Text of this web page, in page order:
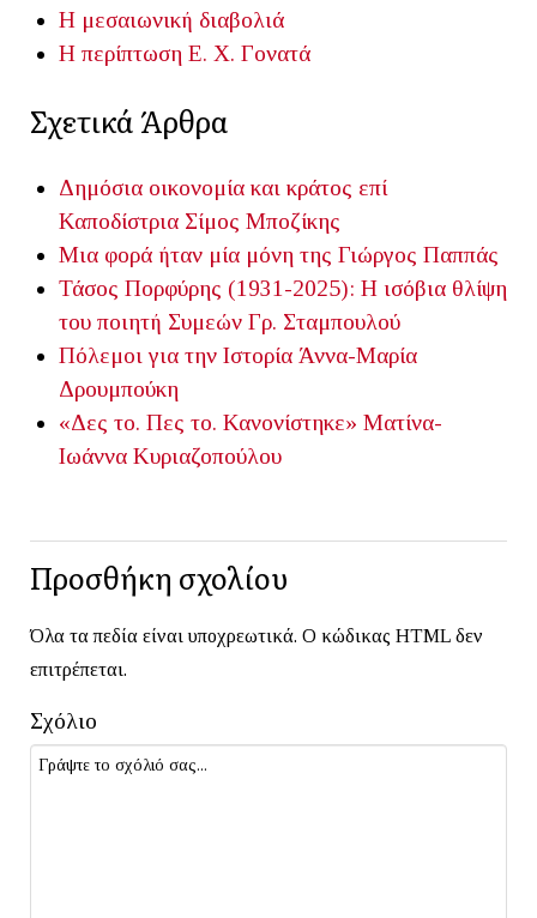
Η μεσαιωνική διαβολιά
Η περίπτωση Ε. Χ. Γονατά
Σχετικά Άρθρα
Δημόσια οικονομία και κράτος επί
Καποδίστρια Σίμος Μποζίκης
Μια φορά ήταν μία μόνη της Γιώργος Παππάς
Τάσος Πορφύρης (1931-2025): Η ισόβια θλίψη
του ποιητή Συμεών Γρ. Σταμπουλού
Πόλεμοι για την Ιστορία Άννα-Μαρία
Δρουμπούκη
«Δες το. Πες το. Κανονίστηκε» Ματίνα-
Ιωάννα Κυριαζοπούλου
Προσθήκη σχολίου
Όλα τα πεδία είναι υποχρεωτικά. Ο κώδικας HTML δεν
επιτρέπεται.
Σχόλιο